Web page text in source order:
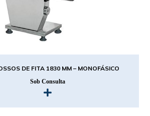
DE FITA 1830 MM – MONOFÁSICO
Sob Consulta